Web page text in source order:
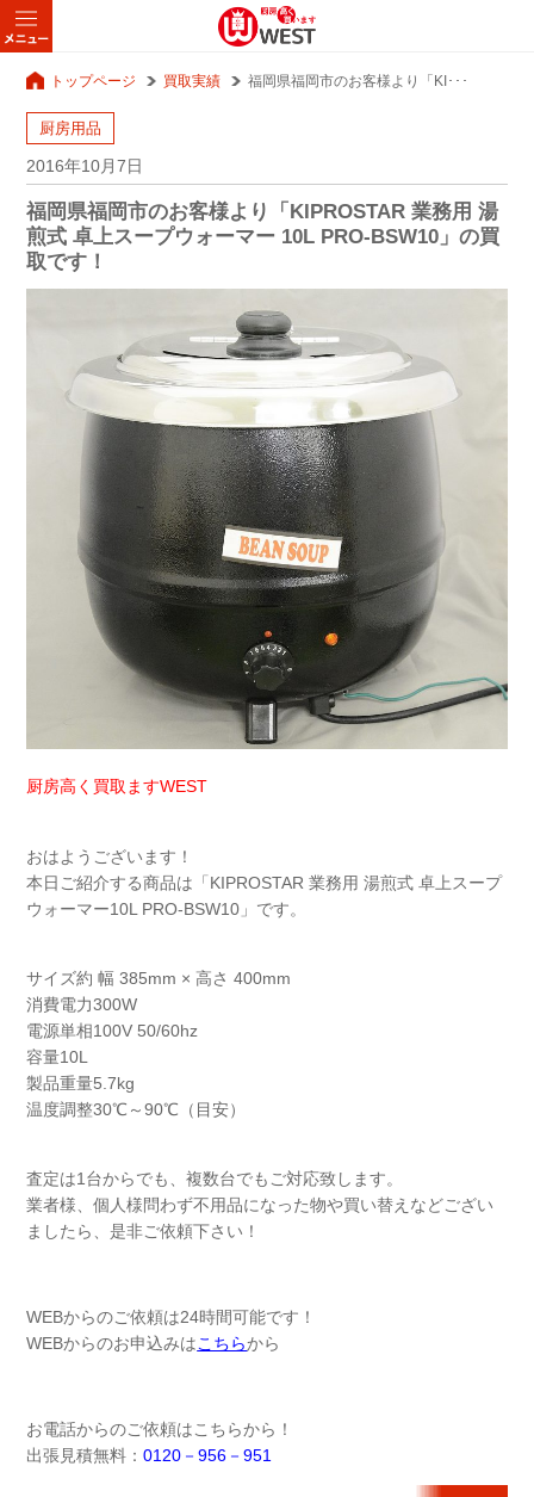
トップページ 買取実績 福岡県福岡市のお客様より「KI･･･
厨房用品
2016年10月7日
福岡県福岡市のお客様より「KIPROSTAR 業務用 湯
煎式 卓上スープウォーマー 10L PRO-BSW10」の買
取です！
厨房高く買取ますWEST
おはようございます！
本日ご紹介する商品は「KIPROSTAR 業務用 湯煎式 卓上スープ
ウォーマー10L PRO-BSW10」です。
サイズ約 幅 385mm × 高さ 400mm
消費電力300W
電源単相100V 50/60hz
容量10L
製品重量5.7kg
温度調整30℃～90℃（目安）
査定は1台からでも、複数台でもご対応致します。
業者様、個人様問わず不用品になった物や買い替えなどござい
ましたら、是非ご依頼下さい！
WEBからのご依頼は24時間可能です！
WEBからのお申込みはこちらから
お電話からのご依頼はこちらから！
出張見積無料：0120－956－951